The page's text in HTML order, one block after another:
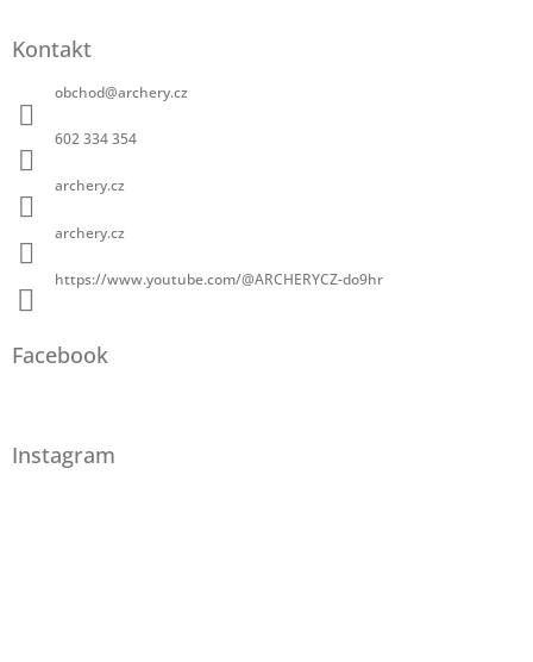
Kontakt
obchod@archery.cz
602 334 354
archery.cz
archery.cz
https://www.youtube.com/@ARCHERYCZ-do9hr
Facebook
Instagram